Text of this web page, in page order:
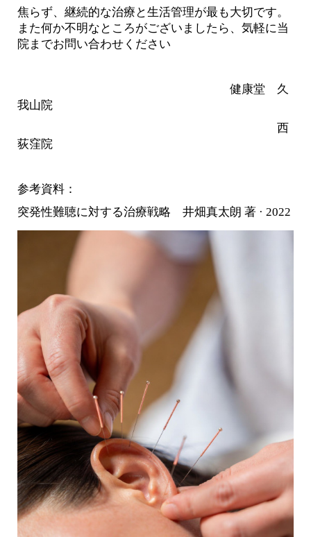
焦らず、継続的な治療と生活管理が最も大切です。
また何か不明なところがございましたら、気軽に当
院までお問い合わせください
健康堂 久
我山院
西
荻窪院
参考資料：
突発性難聴に対する治療戦略 井畑真太朗 著 · 2022